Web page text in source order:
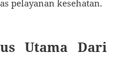
pelayanan kesehatan.
Utama Dari